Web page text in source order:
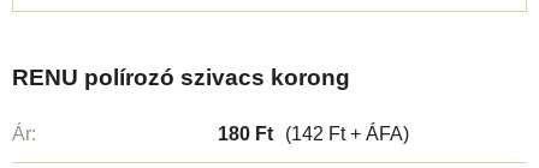
RENU polírozó szivacs korong
Ár: 180 Ft (142 Ft + ÁFA)